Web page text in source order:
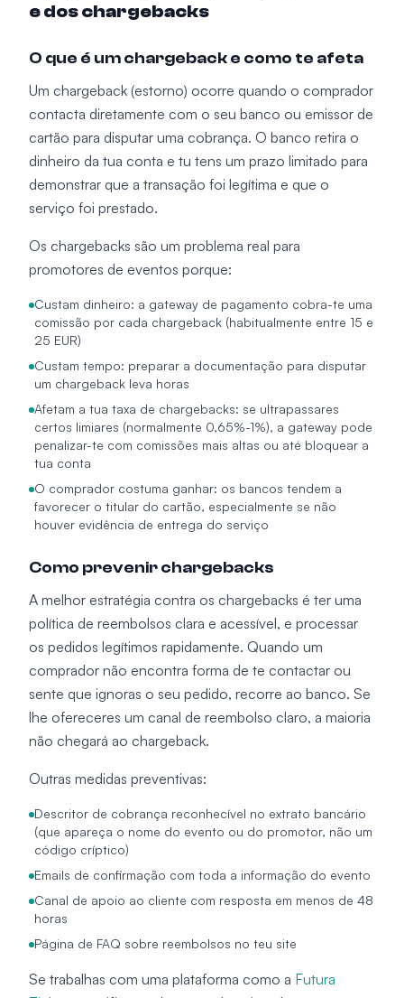
e dos chargebacks
O que é um chargeback e como te afeta
Um chargeback (estorno) ocorre quando o comprador
contacta diretamente com o seu banco ou emissor de
cartão para disputar uma cobrança. O banco retira o
dinheiro da tua conta e tu tens um prazo limitado para
demonstrar que a transação foi legítima e que o
serviço foi prestado.
Os chargebacks são um problema real para
promotores de eventos porque:
Custam dinheiro: a gateway de pagamento cobra-te uma
comissão por cada chargeback (habitualmente entre 15 e
25 EUR)
Custam tempo: preparar a documentação para disputar
um chargeback leva horas
Afetam a tua taxa de chargebacks: se ultrapassares
certos limiares (normalmente 0,65%-1%), a gateway pode
penalizar-te com comissões mais altas ou até bloquear a
tua conta
O comprador costuma ganhar: os bancos tendem a
favorecer o titular do cartão, especialmente se não
houver evidência de entrega do serviço
Como prevenir chargebacks
A melhor estratégia contra os chargebacks é ter uma
política de reembolsos clara e acessível, e processar
os pedidos legítimos rapidamente. Quando um
comprador não encontra forma de te contactar ou
sente que ignoras o seu pedido, recorre ao banco. Se
lhe ofereceres um canal de reembolso claro, a maioria
não chegará ao chargeback.
Outras medidas preventivas:
Descritor de cobrança reconhecível no extrato bancário
(que apareça o nome do evento ou do promotor, não um
código críptico)
Emails de confirmação com toda a informação do evento
Canal de apoio ao cliente com resposta em menos de 48
horas
Página de FAQ sobre reembolsos no teu site
Se trabalhas com uma plataforma como a Futura